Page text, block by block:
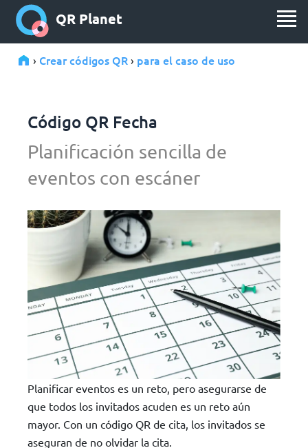
QR Planet
› Crear códigos QR › para el caso de uso
Código QR Fecha
Planificación sencilla de
eventos con escáner
Planificar eventos es un reto, pero asegurarse de
que todos los invitados acuden es un reto aún
mayor. Con un código QR de cita, los invitados se
aseguran de no olvidar la cita.